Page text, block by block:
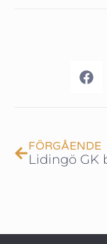
FÖRGÅENDE